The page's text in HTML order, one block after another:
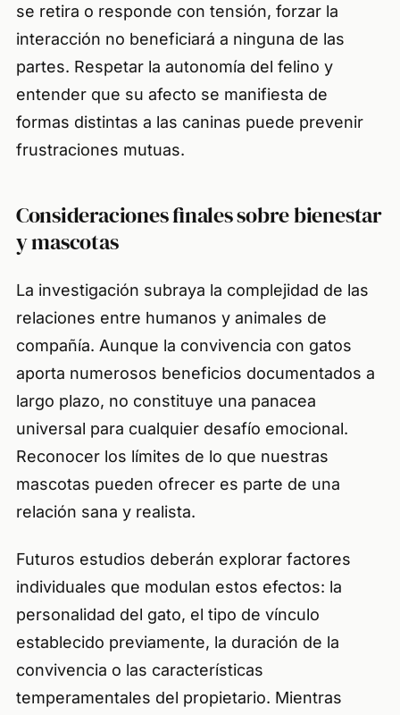
se retira o responde con tensión, forzar la
interacción no beneficiará a ninguna de las
partes. Respetar la autonomía del felino y
entender que su afecto se manifiesta de
formas distintas a las caninas puede prevenir
frustraciones mutuas.
Consideraciones finales sobre bienestar
y mascotas
La investigación subraya la complejidad de las
relaciones entre humanos y animales de
compañía. Aunque la convivencia con gatos
aporta numerosos beneficios documentados a
largo plazo, no constituye una panacea
universal para cualquier desafío emocional.
Reconocer los límites de lo que nuestras
mascotas pueden ofrecer es parte de una
relación sana y realista.
Futuros estudios deberán explorar factores
individuales que modulan estos efectos: la
personalidad del gato, el tipo de vínculo
establecido previamente, la duración de la
convivencia o las características
temperamentales del propietario. Mientras